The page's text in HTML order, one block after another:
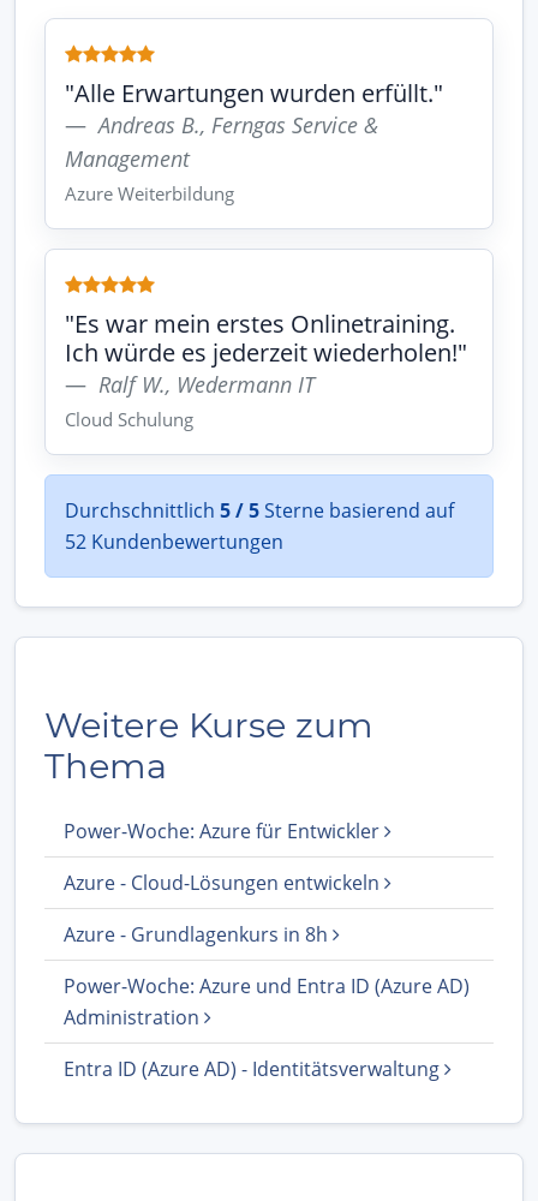
"Alle Erwartungen wurden erfüllt."
Andreas B., Ferngas Service &
Management
Azure Weiterbildung
"Es war mein erstes Onlinetraining.
Ich würde es jederzeit wiederholen!"
Ralf W., Wedermann IT
Cloud Schulung
Durchschnittlich 5 / 5Sterne basierend auf
52 Kundenbewertungen
Weitere Kurse zum
Thema
Power-Woche: Azure für Entwickler
Azure - Cloud-Lösungen entwickeln
Azure - Grundlagenkurs in 8h
Power-Woche: Azure und Entra ID (Azure AD)
Administration
Entra ID (Azure AD) - Identitätsverwaltung